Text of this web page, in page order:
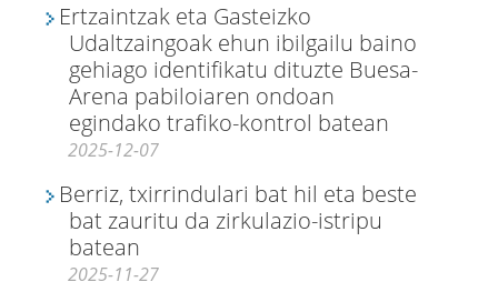
Ertzaintzak eta Gasteizko
Udaltzaingoak ehun ibilgailu baino
gehiago identifikatu dituzte Buesa-
Arena pabiloiaren ondoan
egindako trafiko-kontrol batean
2025-12-07
Berriz, txirrindulari bat hil eta beste
bat zauritu da zirkulazio-istripu
batean
2025-11-27